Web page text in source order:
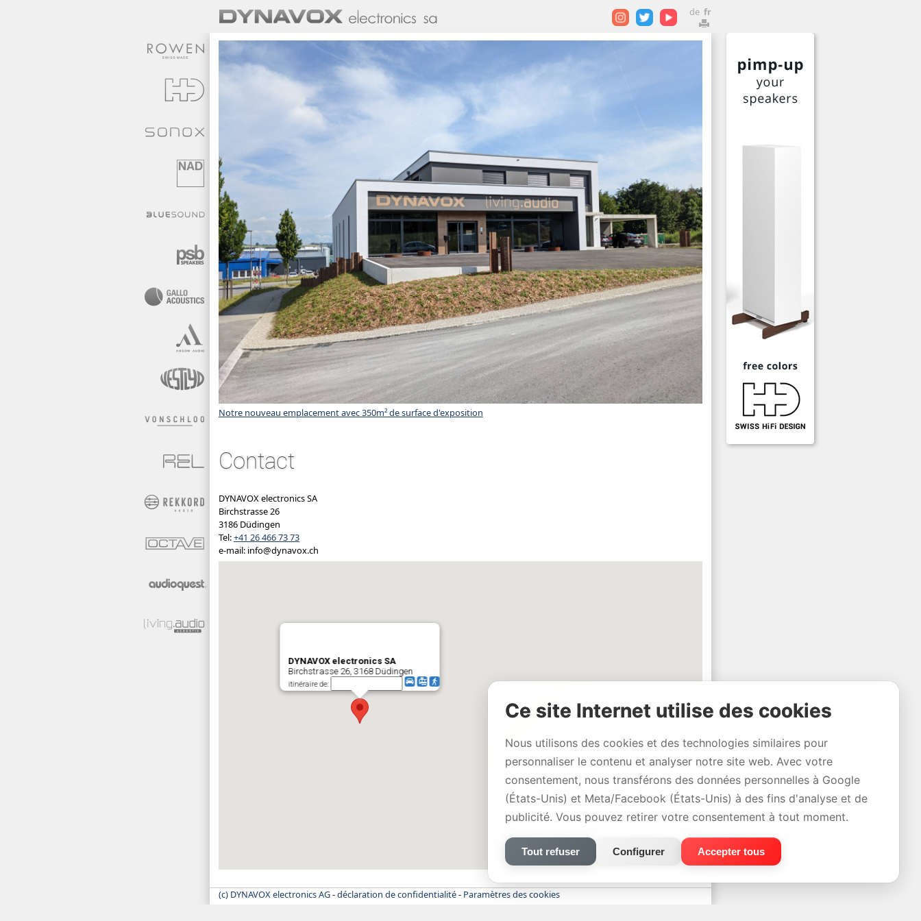
de fr
Notre nouveau emplacement avec 350m² de surface d'exposition
Contact
DYNAVOX electronics SA
Birchstrasse 26
3186 Düdingen
Tel:+41 26 466 73 73
e-mail: info@dynavox.ch
DYNAVOX electronics SA
Birchstrasse 26, 3168 Düdingen
itinéraire de:
(c) DYNAVOX electronics AG-déclaration de confidentialité- Paramètres des cookies
Ce site Internet utilise des cookies
Nous utilisons des cookies et des technologies similaires pour
personnaliser le contenu et analyser notre site web. Avec votre
consentement, nous transférons des données personnelles à Google
(États-Unis) et Meta/Facebook (États-Unis) à des fins d'analyse et de
publicité. Vous pouvez retirer votre consentement à tout moment.
Tout refuser Configurer Accepter tous